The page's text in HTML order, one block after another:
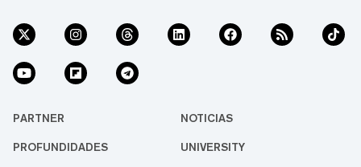
PARTNER NOTICIAS
PROFUNDIDADES UNIVERSITY